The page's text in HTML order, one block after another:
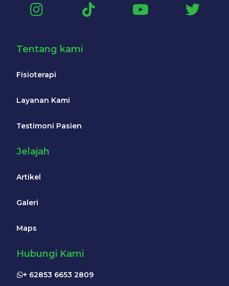
Tentang kami
Fisioterapi
Layanan Kami
Testimoni Pasien
Jelajah
Artikel
Galeri
Maps
Hubungi Kami
+ 62853 6653 2809